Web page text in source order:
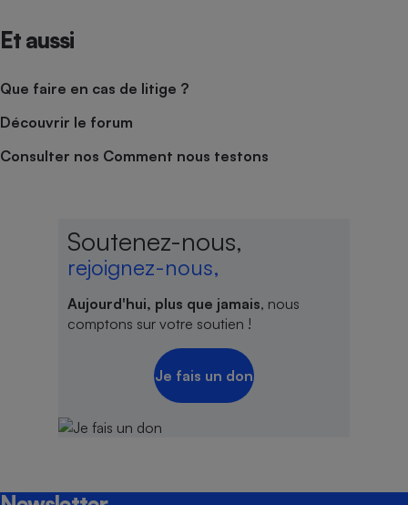
Et aussi
Que faire en cas de litige ?
Découvrir le forum
Consulter nos Comment nous testons
Soutenez-nous,
rejoignez-nous,
Aujourd'hui, plus que jamais, nous
comptons sur votre soutien !
Je fais un don